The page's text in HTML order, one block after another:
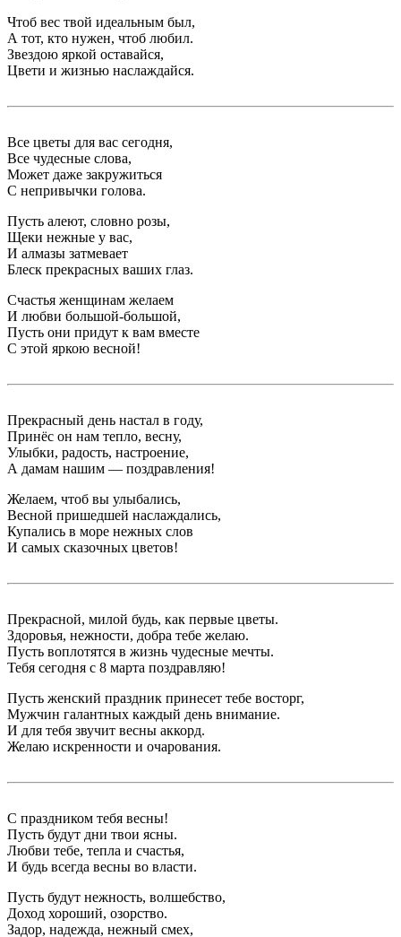
Чтоб вес твой идеальным был,
А тот, кто нужен, чтоб любил.
Звездою яркой оставайся,
Цвети и жизнью наслаждайся.
Все цветы для вас сегодня,
Все чудесные слова,
Может даже закружиться
С непривычки голова.
Пусть алеют, словно розы,
Щеки нежные у вас,
И алмазы затмевает
Блеск прекрасных ваших глаз.
Счастья женщинам желаем
И любви большой-большой,
Пусть они придут к вам вместе
С этой яркою весной!
Прекрасный день настал в году,
Принёс он нам тепло, весну,
Улыбки, радость, настроение,
А дамам нашим — поздравления!
Желаем, чтоб вы улыбались,
Весной пришедшей наслаждались,
Купались в море нежных слов
И самых сказочных цветов!
Прекрасной, милой будь, как первые цветы.
Здоровья, нежности, добра тебе желаю.
Пусть воплотятся в жизнь чудесные мечты.
Тебя сегодня с 8 марта поздравляю!
Пусть женский праздник принесет тебе восторг,
Мужчин галантных каждый день внимание.
И для тебя звучит весны аккорд.
Желаю искренности и очарования.
С праздником тебя весны!
Пусть будут дни твои ясны.
Любви тебе, тепла и счастья,
И будь всегда весны во власти.
Пусть будут нежность, волшебство,
Доход хороший, озорство.
Задор, надежда, нежный смех,